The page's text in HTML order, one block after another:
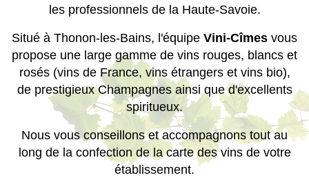
les professionnels de la Haute-Savoie.
Situé à Thonon-les-Bains, l'équipe Vini-Cîmes vous
propose une large gamme de vins rouges, blancs et
rosés (vins de France, vins étrangers et vins bio),
de prestigieux Champagnes ainsi que d'excellents
spiritueux.
Nous vous conseillons et accompagnons tout au
long de la confection de la carte des vins de votre
établissement.